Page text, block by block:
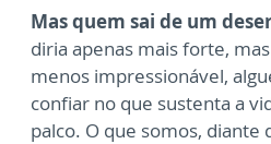
Mas quem sai de um
diria apenas mais forte,
menos impressionável,
confiar no que sustenta a
palco. O que somos, diante